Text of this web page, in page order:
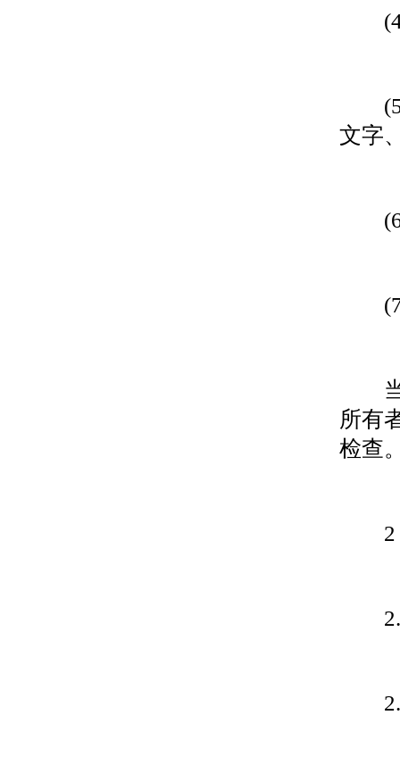
(4)
(5)
文字
(6)
(7)
当
所有
检查
2
2.1
2.2